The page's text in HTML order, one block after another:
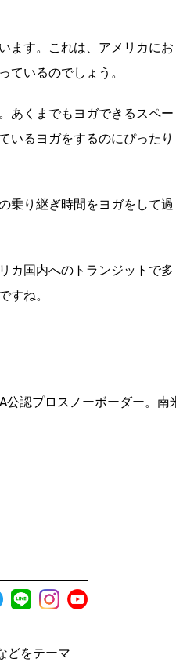
ます。これは、アメリカにお
ているのでしょう。
あくまでもヨガできるスペー
いるヨガをするのにぴったり
乗り継ぎ時間をヨガをして過
カ国内へのトランジットで多
すね。
公認プロスノーボーダー。南
どをテーマ